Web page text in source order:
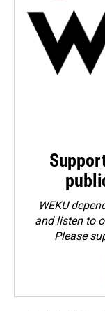
WEKU
and listen to
Please